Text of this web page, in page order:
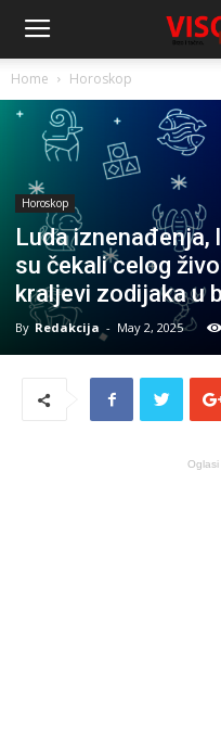
Home Horoskop
Horoskop
Luda iznenađenja,
su čekali celog
kraljevi zodijaka u
By Redakcija - May 2, 2025
Oglasi